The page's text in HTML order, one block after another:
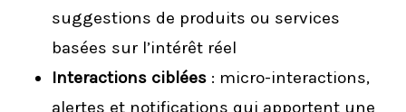
suggestions de produits ou services
basées sur l’intérêt réel
Interactions ciblées: micro-interactions,
alertes et notifications qui apportent une